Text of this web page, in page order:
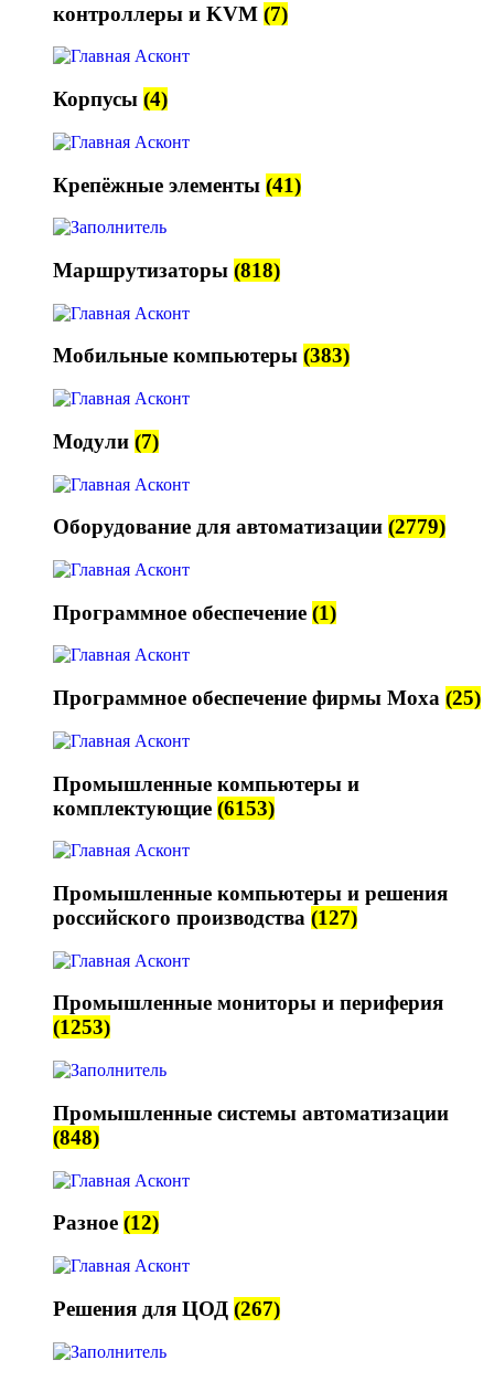
контроллеры и KVM (7)
Корпусы (4)
Крепёжные элементы (41)
Маршрутизаторы (818)
Мобильные компьютеры (383)
Модули (7)
Оборудование для автоматизации (2779)
Программное обеспечение (1)
Программное обеспечение фирмы Moxa (25)
Промышленные компьютеры и
комплектующие (6153)
Промышленные компьютеры и решения
российского производства (127)
Промышленные мониторы и периферия
(1253)
Промышленные системы автоматизации
(848)
Разное (12)
Решения для ЦОД (267)